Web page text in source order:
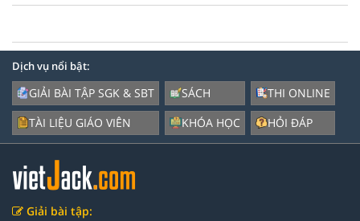
Dịch vụ nổi bật:
GIẢI BÀI TẬP SGK & SBT
TÀI LIỆU GIÁO VIÊN
SÁCH
KHÓA HỌC
THI ONLINE
HỎI ĐÁP
Giải bài tập: